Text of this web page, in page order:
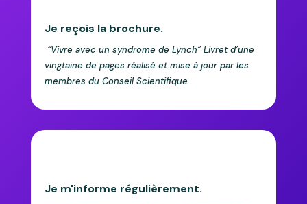
Je reçois la brochure.
“Vivre avec un syndrome de Lynch” Livret d’une
vingtaine de pages réalisé et mise à jour par les
membres du Conseil Scientifique
Je m'informe régulièrement.